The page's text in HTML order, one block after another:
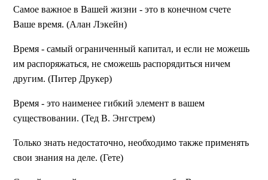
Самое важное в Вашей жизни - это в конечном счете
Ваше время. (Алан Лэкейн)
Время - самый ограниченный капитал, и если не можешь
им распоряжаться, не сможешь распорядиться ничем
другим. (Питер Друкер)
Время - это наименее гибкий элемент в вашем
существовании. (Тед В. Энгстрем)
Только знать недостаточно, необходимо также применять
свои знания на деле. (Гете)